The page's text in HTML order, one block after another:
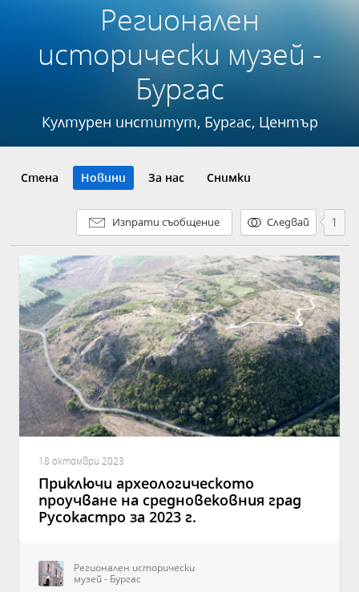
Регионален
исторически музей -
Бургас
Културен институт, Бургас, Център
Стена Новини За нас Снимки
Следвай 1
Изпрати съобщение
18 октомври 2023
Приключи археологическото
проучване на средновековния град
Русокастро за 2023 г.
Регионален исторически
музей - Бургас